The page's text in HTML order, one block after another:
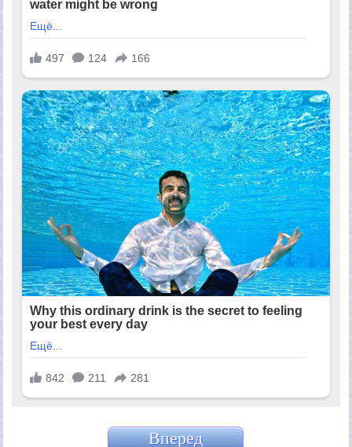
Вперед